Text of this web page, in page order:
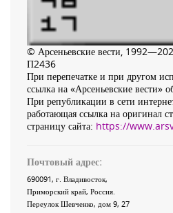
© Арсеньевские вести,
П2436
При перепечатке и при другом
ссылка на «Арсеньевские вести»
При републикации в сети
работающая ссылка на оригинал
страницу сайта: https://
Почтовый адрес:
690091, г. Владивосток,
Приморский край, Россия
Переулок Шевченко, дом 9, 27